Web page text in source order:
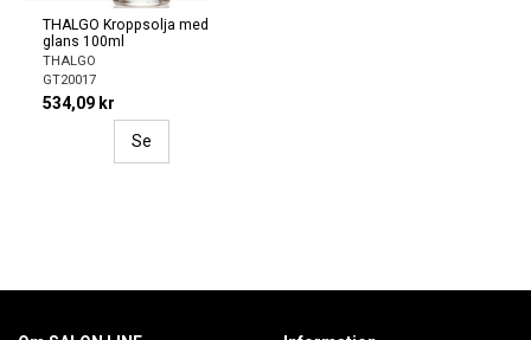
THALGO Kroppsolja med
glans 100ml
THALGO
GT20017
534,09 kr
Se